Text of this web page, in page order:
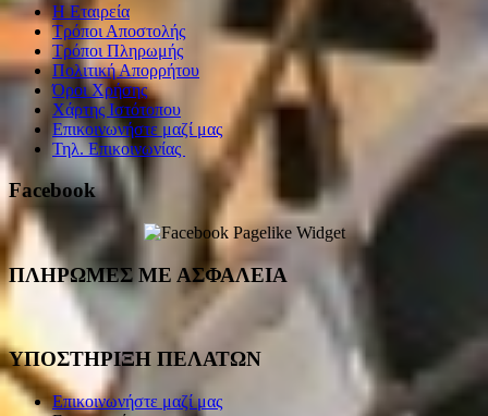
Η Εταιρεία
Τρόποι Αποστολής
Τρόποι Πληρωμής
Πολιτική Απορρήτου
Όροι Χρήσης
Χάρτης Ιστότοπου
Επικοινωνήστε μαζί μας
Τηλ. Επικοινωνίας
Facebook
ΠΛΗΡΩΜΕΣ ΜΕ ΑΣΦΑΛΕΙΑ
ΥΠΟΣΤΗΡΙΞΗ ΠΕΛΑΤΩΝ
Επικοινωνήστε μαζί μας